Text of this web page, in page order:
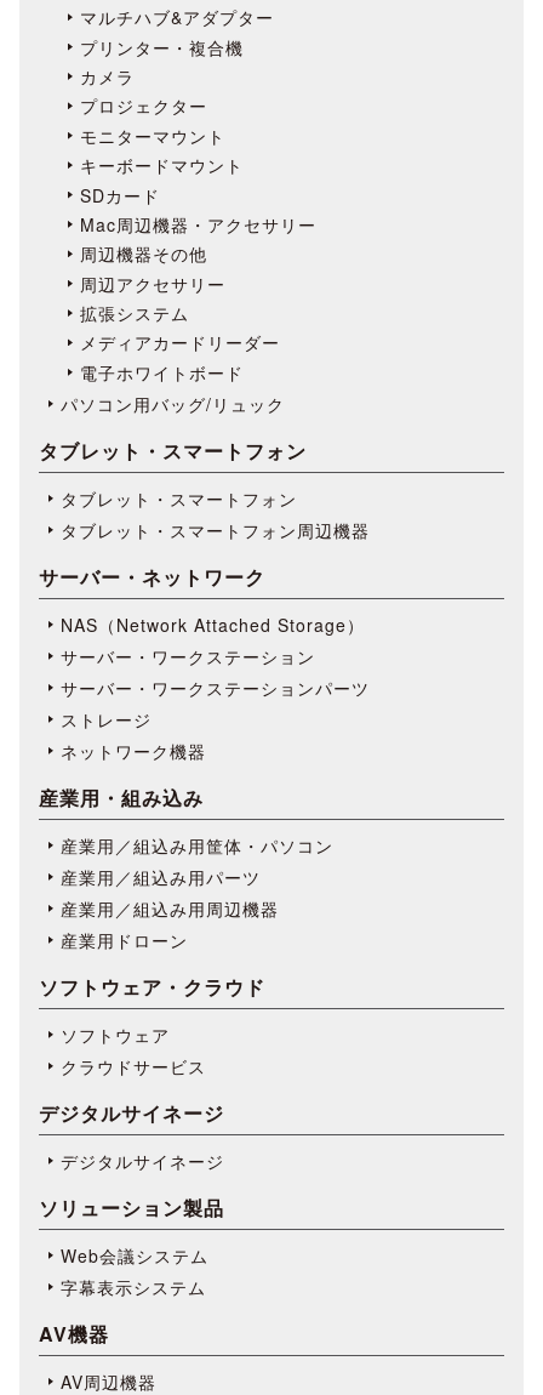
マルチハブ&アダプター
プリンター・複合機
カメラ
プロジェクター
モニターマウント
キーボードマウント
SDカード
Mac周辺機器・アクセサリー
周辺機器その他
周辺アクセサリー
拡張システム
メディアカードリーダー
電子ホワイトボード
パソコン用バッグ/リュック
タブレット・スマートフォン
タブレット・スマートフォン
タブレット・スマートフォン周辺機器
サーバー・ネットワーク
NAS（Network Attached Storage）
サーバー・ワークステーション
サーバー・ワークステーションパーツ
ストレージ
ネットワーク機器
産業用・組み込み
産業用／組込み用筐体・パソコン
産業用／組込み用パーツ
産業用／組込み用周辺機器
産業用ドローン
ソフトウェア・クラウド
ソフトウェア
クラウドサービス
デジタルサイネージ
デジタルサイネージ
ソリューション製品
Web会議システム
字幕表⽰システム
AV機器
AV周辺機器